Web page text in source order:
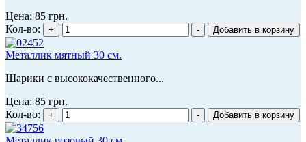
Цена: 85 грн.
Кол-во:
Металлик мятный 30 см.
Шарики с высококачественного...
Цена: 85 грн.
Кол-во: